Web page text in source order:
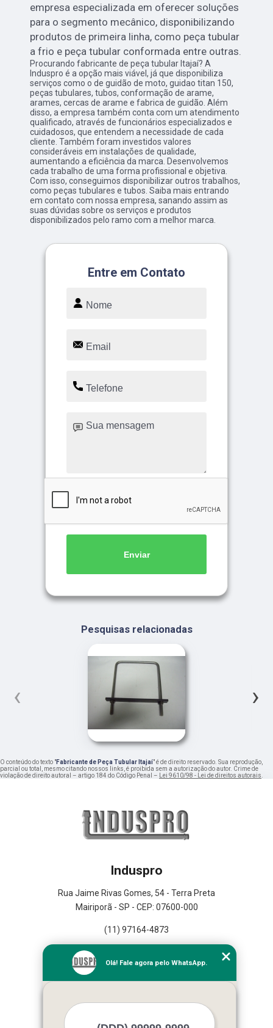
empresa especializada em oferecer soluções
para o segmento mecânico, disponibilizando
produtos de primeira linha, como peça tubular
a frio e peça tubular conformada entre outras.
Procurando fabricante de peça tubular Itajaí? A
Induspro é a opção mais viável, já que disponibiliza
serviços como o de guidão de moto, guidao titan 150,
peças tubulares, tubos, conformação de arame,
arames, cercas de arame e fabrica de guidão. Além
disso, a empresa também conta com um atendimento
qualificado, através de funcionários especializados e
cuidadosos, que entendem a necessidade de cada
cliente. Também foram investidos valores
consideráveis em instalações de qualidade,
aumentando a eficiência da marca. Desenvolvemos
cada trabalho de uma forma profissional e objetiva.
Com isso, conseguimos disponibilizar outros trabalhos,
como peças tubulares e tubos. Saiba mais entrando
em contato com nossa empresa, sanando assim as
suas dúvidas sobre os serviços e produtos
disponibilizados pelo ramo com a melhor marca.
Entre em Contato
Enviar
Pesquisas relacionadas
‹ ›
O conteúdo do texto "Fabricante de Peça Tubular Itajaí" é de direito reservado. Sua reprodução,
parcial ou total, mesmo citando nossos links, é proibida sem a autorização do autor. Crime de
violação de direito autoral – artigo 184 do Código Penal – Lei 9610/98 - Lei de direitos autorais.
Induspro
Rua Jaime Rivas Gomes, 54 - Terra Preta
Mairiporã - SP - CEP: 07600-000
(11) 97164-4873
Empresa
Missão
Mapa do site
Olá! Fale agora pelo WhatsApp.